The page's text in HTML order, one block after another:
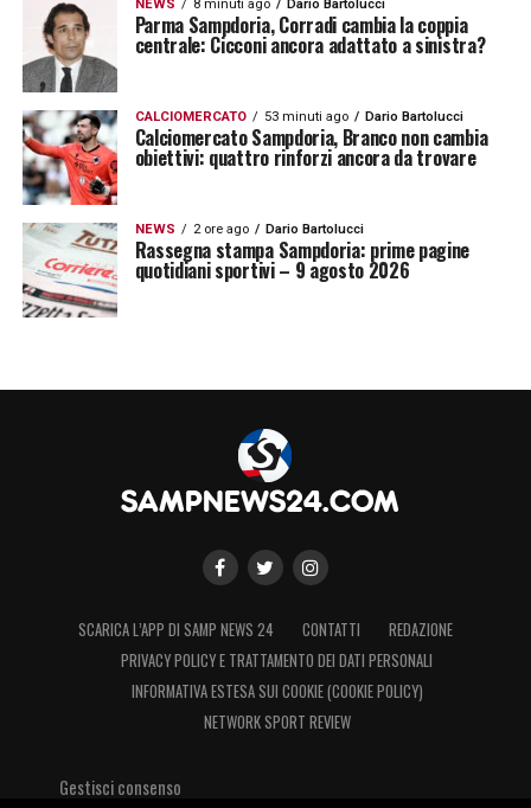
Yepes 4 ammonizioni (in diffida)
Akinsanmiro 3 ammonizioni
Beruatto 2 ammonizioni
Ferrari 2 ammonizioni
Meulensteen 2 ammonizioni
Oudin 2 ammonizioni
Romagnoli 2 ammonizioni
Vieira 2 ammonizioni
Coda 1 ammonizione
Cragno 1 ammonizione
Leonardi 1 ammonizione
Sekulov 1 ammonizione
Veroli 1 ammonizione
NEWS 8 minuti ago Dario Bartolucci
Parma Sampdoria, Corradi cambia la coppia
centrale: Cicconi ancora adattato a sinistra?
CALCIOMERCATO 53 minuti ago Dario Bartolucci
Calciomercato Sampdoria, Branco non cambia
obiettivi: quattro rinforzi ancora da trovare
NEWS 2 ore ago Dario Bartolucci
Rassegna stampa Sampdoria: prime pagine
quotidiani sportivi – 9 agosto 2026
SCARICA L’APP DI SAMP NEWS 24 CONTATTI
REDAZIONE
PRIVACY POLICY E TRATTAMENTO DEI DATI PERSONALI
INFORMATIVA ESTESA SUI COOKIE (COOKIE POLICY)
NETWORK SPORT REVIEW
Gestisci consenso